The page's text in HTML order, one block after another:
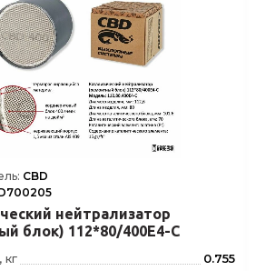
CBD
нейтрализатор
блок) 112*80/400Е4-C
кг
0.755